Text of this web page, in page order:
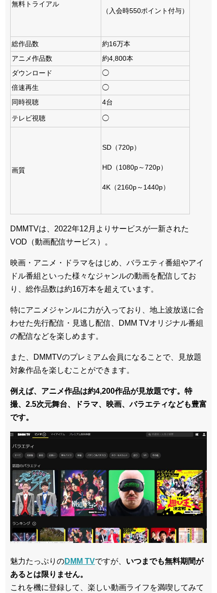
無料トライアル
（入会時550ポイント付与）
総作品数
約16万本
アニメ作品数
約4,800本
ダウンロード
◯
倍速再生
◯
同時視聴
4台
テレビ視聴 ◯
画質
SD（720p）
HD（1080p～720p）
4K（2160p～1440p）
DMMTVは、2022年12月よりサービスが一新された
VOD（動画配信サービス）。
映画・アニメ・ドラマをはじめ、バラエティ番組やアイ
ドル番組といった様々なジャンルの動画を配信してお
り、総作品数は約16万本を超えています。
特にアニメジャンルに力が入っており、地上波放送に合
わせた先行配信・見逃し配信、DMM TVオリジナル番組
の配信などを楽しめます。
また、DMMTVのプレミアム会員になることで、見放題
対象作品を楽しむことができます。
例えば、アニメ作品は約4,200作品が見放題です。特
撮、2.5次元舞台、ドラマ、映画、バラエティなども豊富
です。
魅力たっぷりのDMM TVですが、 いつまでも無料期間が
あるとは限りません。
これを機に登録して、楽しい動画ライフを満喫してみて